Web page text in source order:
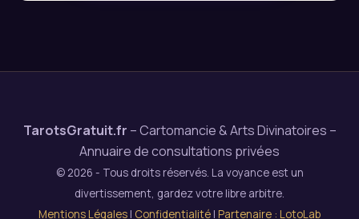
TarotsGratuit.fr – Cartomancie & Arts Divinatoires –
Annuaire de consultations privées
© 2026 - Tous droits réservés. La voyance est un
divertissement, gardez votre libre arbitre.
Mentions Légales | Confidentialité | Partenaire : LotoLab